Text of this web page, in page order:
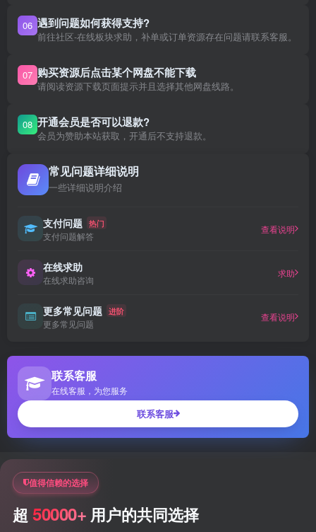
06 遇到问题如何获得支持?
前往社区-在线板块求助，补单或订单资源存在问题请联系客服。
07 购买资源后点击某个网盘不能下载
请阅读资源下载页面提示并且选择其他网盘线路。
08 开通会员是否可以退款?
会员为赞助本站获取，开通后不支持退款。
常见问题详细说明
一些详细说明介绍
支付问题 热门
支付问题解答
查看说明
在线求助
在线求助咨询
求助
更多常见问题 进阶
更多常见问题
查看说明
联系客服
在线客服，为您服务
联系客服
值得信赖的选择
超 50000+ 用户的共同选择